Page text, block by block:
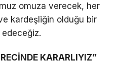
omuza verecek, her
kardeşliğin olduğu bir
edeceğiz.
KARARLIYIZ”